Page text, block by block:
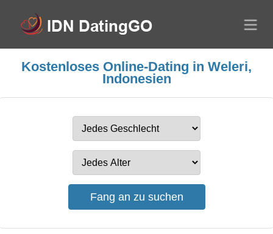
Kostenloses Online-Dating in Weleri,
Indonesien